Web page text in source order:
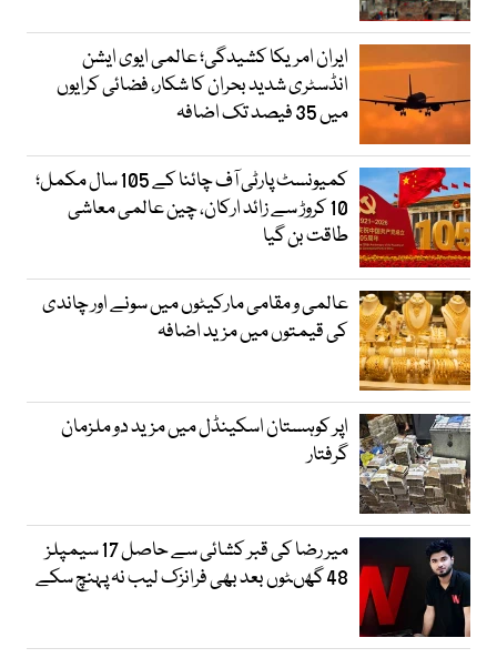
ایران امریکا کشیدگی؛ عالمی ایوی ایشن
انڈسٹری شدید بحران کا شکار، فضائی کرایوں
میں 35 فیصد تک اضافہ
کمیونسٹ پارٹی آف چائنا کے 105 سال مکمل؛
10 کروڑ سے زائد ارکان، چین عالمی معاشی
طاقت بن گیا
عالمی و مقامی مارکیٹوں میں سونے اور چاندی
کی قیمتوں میں مزید اضافہ
اپر کوہستان اسکینڈل میں مزید دو ملزمان
گرفتار
میر رضا کی قبر کشائی سے حاصل 17 سیمپلز
48 گھںٹوں بعد بھی فرانزک لیب نہ پہنچ سکے